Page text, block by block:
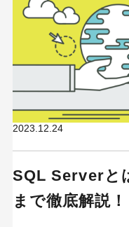
キーワード
カテゴリーか
2023.12.24
SQL Serverと
まで徹底解説！